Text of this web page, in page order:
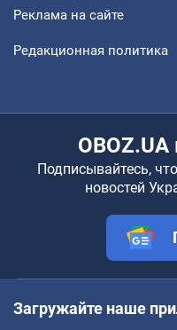
Реклама на сайте
Редакционная политика
Подписывайтесь,
новостей
Загружайте наше